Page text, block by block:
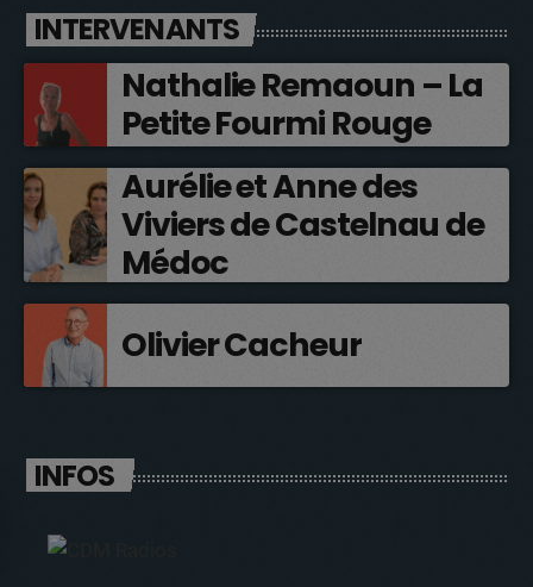
INTERVENANTS
Nathalie Remaoun – La
Petite Fourmi Rouge
Aurélie et Anne des
Viviers de Castelnau de
Médoc
Olivier Cacheur
INFOS